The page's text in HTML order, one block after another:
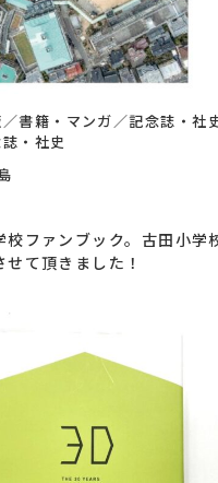
／書籍・マンガ ／記念誌・社
・社史
校ファンブック。古田小学
て頂きました！